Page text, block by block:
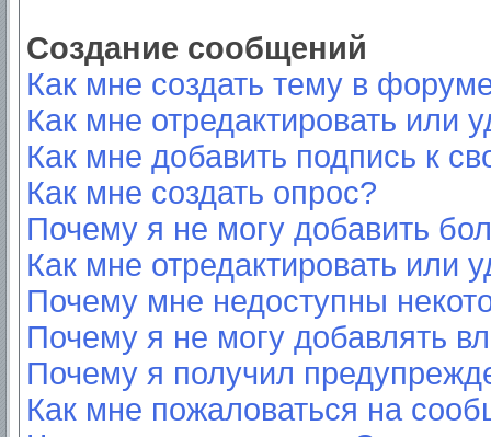
Создание сообщений
Как мне создать тему в
Как мне отредактировать или
Как мне добавить подпись к
Как мне создать опрос?
Почему я не могу добавить
Как мне отредактировать или
Почему мне недоступны
Почему я не могу добавлять
Почему я получил
Как мне пожаловаться на